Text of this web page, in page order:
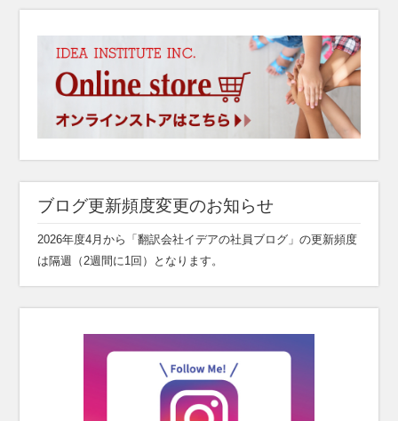
ブログ更新頻度変更のお知らせ
2026年度4月から「翻訳会社イデアの社員ブログ」の更新頻度
は隔週（2週間に1回）となります。